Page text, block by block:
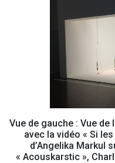
Vue de gauche : Vue de
avec la vidéo « Si
d’Angelika Markul
« Acouskarstic »,